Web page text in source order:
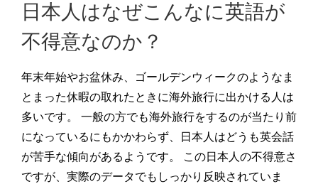
日本人はなぜこんなに英語が
不得意なのか？
年末年始やお盆休み、ゴールデンウィークのようなま
とまった休暇の取れたときに海外旅行に出かける人は
多いです。 一般の方でも海外旅行をするのが当たり前
になっているにもかかわらず、日本人はどうも英会話
が苦手な傾向があるようです。 この日本人の不得意さ
ですが、実際のデータでもしっかり反映されていま